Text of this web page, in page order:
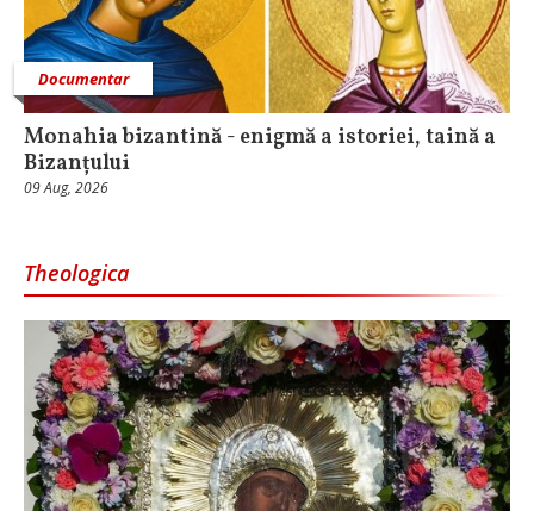
Documentar
Monahia bizantină - enigmă a istoriei, taină a
Bizanțului
09 Aug, 2026
Theologica